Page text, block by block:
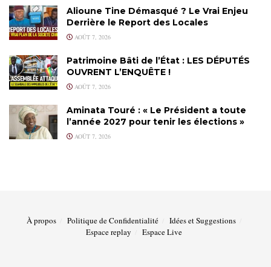
Alioune Tine Démasqué ? Le Vrai Enjeu
Derrière le Report des Locales
AOÛT 7, 2026
Patrimoine Bâti de l’État : LES DÉPUTÉS
OUVRENT L’ENQUÊTE !
AOÛT 7, 2026
Aminata Touré : « Le Président a toute
l’année 2027 pour tenir les élections »
AOÛT 7, 2026
À propos Politique de Confidentialité
Idées et Suggestions
Espace replay
Espace Live